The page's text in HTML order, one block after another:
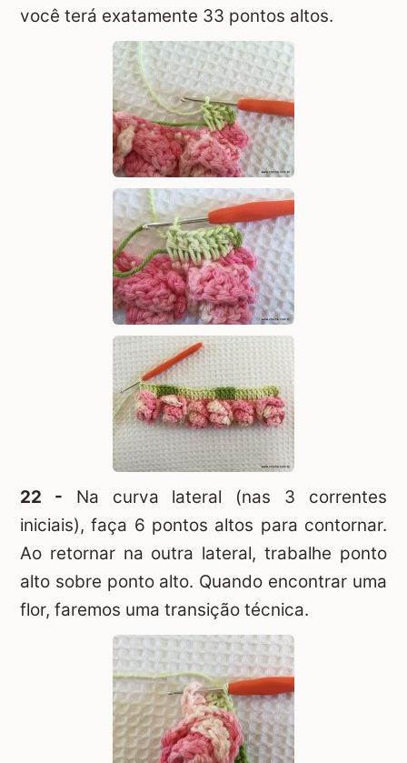
você terá exatamente 33 pontos altos.
22 - Na curva lateral (nas 3 correntes
iniciais), faça 6 pontos altos para contornar.
Ao retornar na outra lateral, trabalhe ponto
alto sobre ponto alto. Quando encontrar uma
flor, faremos uma transição técnica.